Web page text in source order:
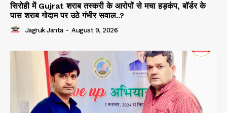
सिरोही में Gujrat शराब तस्करी के आरोपों से मचा हड़कंप, बॉर्डर के
पास शराब गोदाम पर उठे गंभीर सवाल..?
Jagruk Janta - August 9, 2026